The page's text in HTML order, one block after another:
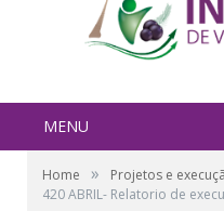
MENU
Home » Projetos e
420 ABRIL- Relatorio de